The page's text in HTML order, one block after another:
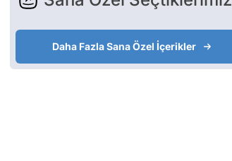
Daha Fazla Sana Özel İçerikler